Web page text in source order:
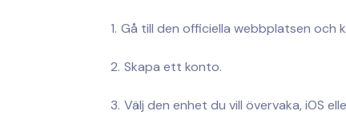
Gå till den officiella webbplatsen och
Skapa ett konto.
Välj den enhet du vill övervaka, iOS